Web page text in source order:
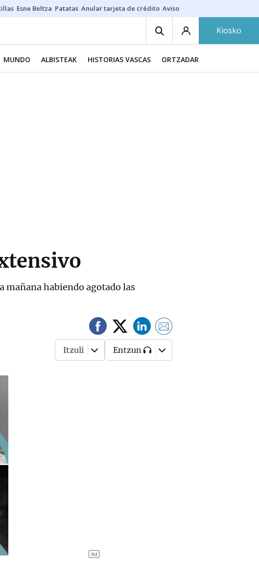
Esne Beltza Patatas Anular tarjeta de crédito Aviso amarillo
Kiosko
MUNDO ALBISTEAK HISTORIAS VASCAS ORTZADAR
mañana habiendo agotado las
Itzuli Entzun